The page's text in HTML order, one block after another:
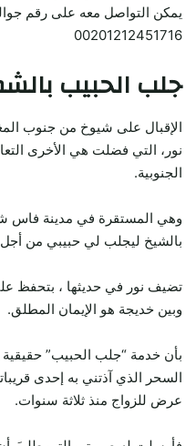
يمكن التواصل معه على رقم
00201212451716
جلب الحبيب
الإقبال على شيوخ من جنوب
نور، التي فضلت هي الأخرى
الجنوبية.
وهي المستقرة في مدينة فاس
بالشيخ ليجلب لي حبيبي من أجل
تضيف نور في حديثها ، بتحفظ
وبين خديجة هو الإيمان المطلق.
بأن خدمة “جلب الحبيب”
السحر الذي آذتني به إحدى
عرض للزواج منذ ثلاثة سنوات.